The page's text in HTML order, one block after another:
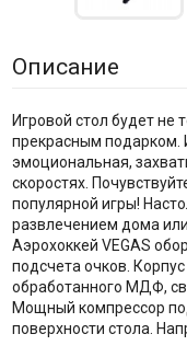
Описание
Игровой стол будет не
прекрасным подарком.
эмоциональная,
скоростях.
популярной игры!
развлечением дома
Аэрохоккей VEGAS
подсчета очков.
обработанного МДФ,
Мощный компрессор
поверхности стола.